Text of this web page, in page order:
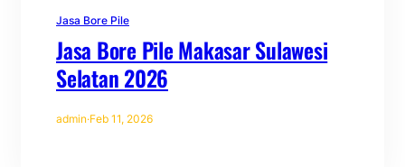
Jasa Bore Pile
Jasa Bore Pile Makasar Sulawesi
Selatan 2026
admin·Feb 11, 2026